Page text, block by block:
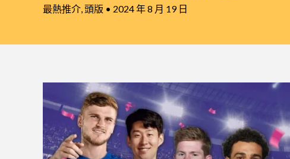
最熱推介 頭版 • 2024 年 8 月 19 日